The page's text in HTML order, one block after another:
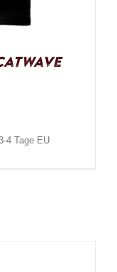
4 Tage EU